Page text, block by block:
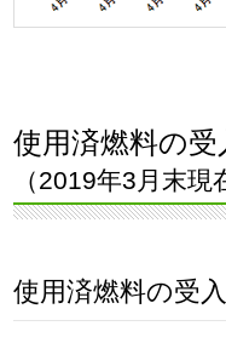
使用済燃料の受
（2019年3月末現
使用済燃料の受